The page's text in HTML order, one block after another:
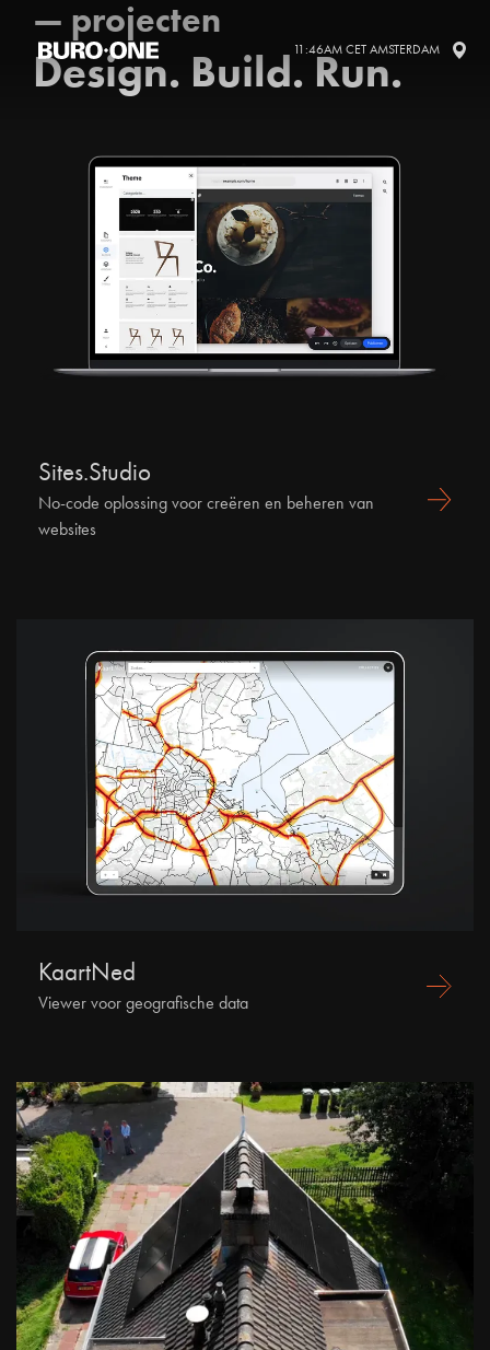
11:46AM CET AMSTERDAM
— projecten
Design. Build. Run.
Sites.Studio
No-code oplossing voor creëren en beheren van
websites
KaartNed
Viewer voor geografische data